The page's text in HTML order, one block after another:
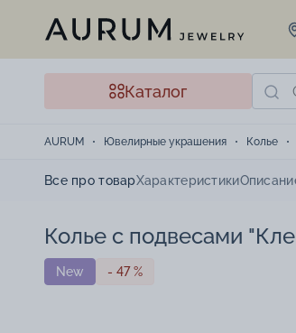
Каталог
AURUM Ювелирные украшения Колье
Все про товарХарактеристики
Колье с подвесами
New - 47 %